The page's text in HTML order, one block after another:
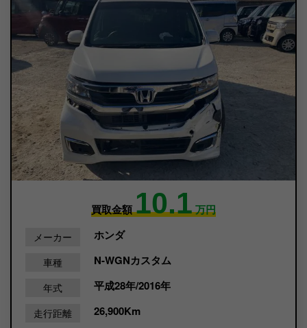
買取金額10.1万円
メーカー ホンダ
車種 N-WGNカスタム
年式 平成28年/2016年
走行距離 26,900Km